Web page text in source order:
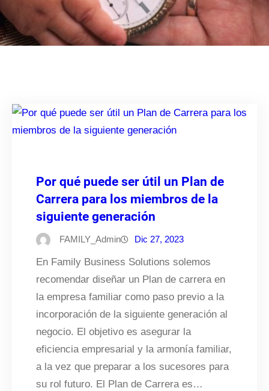
Por qué puede ser útil un Plan de
Carrera para los miembros de la
siguiente generación
FAMILY_Admin Dic 27, 2023
En Family Business Solutions solemos
recomendar diseñar un Plan de carrera en
la empresa familiar como paso previo a la
incorporación de la siguiente generación al
negocio. El objetivo es asegurar la
eficiencia empresarial y la armonía familiar,
a la vez que preparar a los sucesores para
su rol futuro. El Plan de Carrera es…